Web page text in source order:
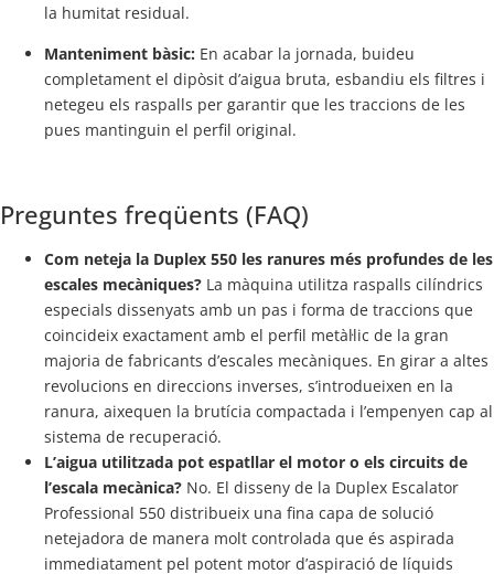
la humitat residual.
Manteniment bàsic: En acabar la jornada, buideu
completament el dipòsit d’aigua bruta, esbandiu els filtres i
netegeu els raspalls per garantir que les traccions de les
pues mantinguin el perfil original.
Preguntes freqüents (FAQ)
Com neteja la Duplex 550 les ranures més profundes de les
escales mecàniques? La màquina utilitza raspalls cilíndrics
especials dissenyats amb un pas i forma de traccions que
coincideix exactament amb el perfil metàl·lic de la gran
majoria de fabricants d’escales mecàniques. En girar a altes
revolucions en direccions inverses, s’introdueixen en la
ranura, aixequen la brutícia compactada i l’empenyen cap al
sistema de recuperació.
L’aigua utilitzada pot espatllar el motor o els circuits de
l’escala mecànica? No. El disseny de la Duplex Escalator
Professional 550 distribueix una fina capa de solució
netejadora de manera molt controlada que és aspirada
immediatament pel potent motor d’aspiració de líquids